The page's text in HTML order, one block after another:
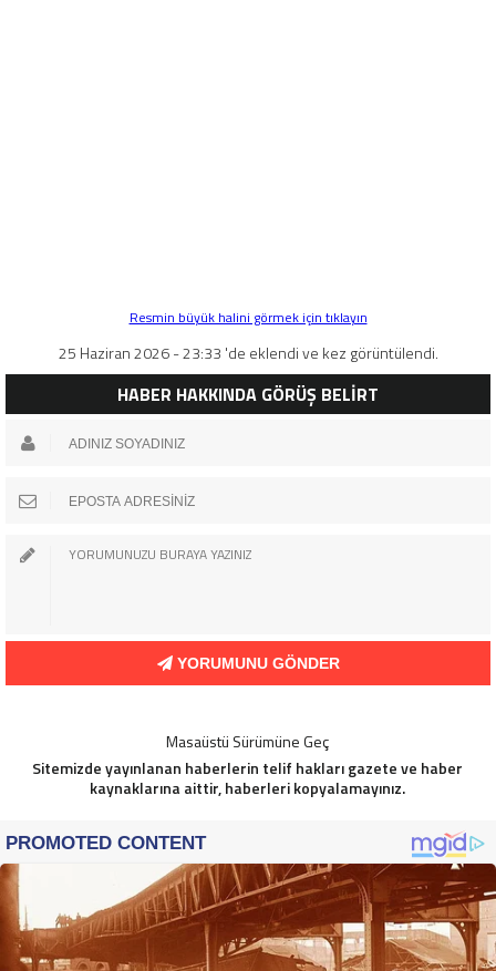
Resmin büyük halini görmek için tıklayın
25 Haziran 2026 - 23:33 'de eklendi ve kez görüntülendi.
HABER HAKKINDA GÖRÜŞ BELİRT
YORUMUNU GÖNDER
Masaüstü Sürümüne Geç
Sitemizde yayınlanan haberlerin telif hakları gazete ve haber
kaynaklarına aittir, haberleri kopyalamayınız.